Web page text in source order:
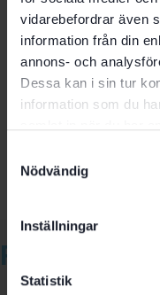
vidarebefordrar även
information från din
annons- och
Dessa kan i sin tur
information som du
Nödvändig
Inställningar
Statistik
Mått 5 x 30 mm;
Det finns inga
Bli först med att
Relaterade